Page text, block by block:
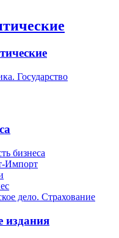
Государство
бизнеса
Импорт
дело. Страхование
издания